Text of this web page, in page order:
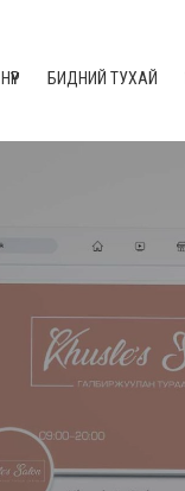
НҮҮР БИДНИЙ ТУХАЙ